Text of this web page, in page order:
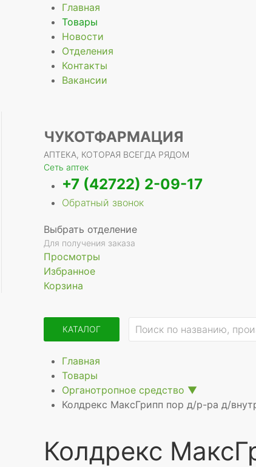
Главная
Товары
Новости
Отделения
Контакты
Вакансии
ЧУКОТФАРМАЦИЯ
АПТЕКА, КОТОРАЯ ВСЕГДА РЯДОМ
Сеть аптек
+7 (42722) 2-09-17
Обратный звонок
Выбрать отделение
Для получения заказа
Просмотры
Избранное
Корзина
КАТАЛОГ
Главная
Товары
Органотропное средство ▼
Колдрекс МаксГрипп пор д/р-ра д/
Колдрекс